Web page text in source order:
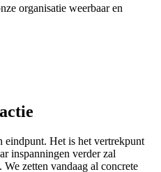
organisatie weerbaar en
eindpunt. Het is het vertrekpunt
inspanningen verder zal
zetten vandaag al concrete